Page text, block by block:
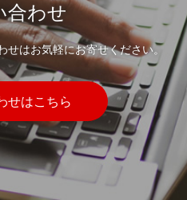
合わせ
せはお気軽にお寄せください。
せはこちら